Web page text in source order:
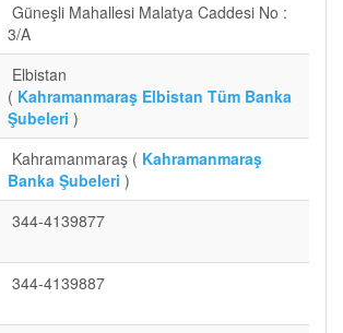
Güneşli Mahallesi Malatya Caddesi No :
3/A
Elbistan
( Kahramanmaraş Elbistan Tüm Banka
Şubeleri )
Kahramanmaraş ( Kahramanmaraş
Banka Şubeleri )
344-4139877
344-4139887